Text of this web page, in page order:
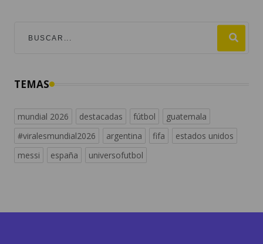
TEMAS
mundial 2026 destacadas fútbol
guatemala
#viralesmundial2026
argentina fifa
estados unidos
messi
españa universofutbol